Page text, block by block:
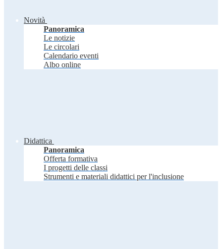
Novità
Panoramica
Le notizie
Le circolari
Calendario eventi
Albo online
Didattica
Panoramica
Offerta formativa
I progetti delle classi
Strumenti e materiali didattici per l'inclusione